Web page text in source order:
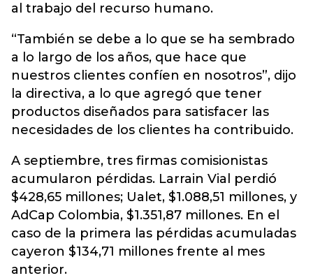
al trabajo del recurso humano.
“También se debe a lo que se ha sembrado
a lo largo de los años, que hace que
nuestros clientes confíen en nosotros”, dijo
la directiva, a lo que agregó que tener
productos diseñados para satisfacer las
necesidades de los clientes ha contribuido.
A septiembre, tres firmas comisionistas
acumularon pérdidas. Larrain Vial perdió
$428,65 millones; Ualet, $1.088,51 millones, y
AdCap Colombia, $1.351,87 millones. En el
caso de la primera las pérdidas acumuladas
cayeron $134,71 millones frente al mes
anterior.